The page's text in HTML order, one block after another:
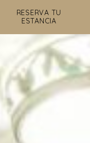
RESERVA TU
ESTANCIA